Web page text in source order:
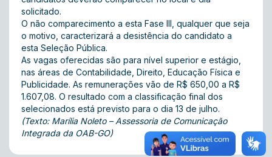
solicitado.
O não comparecimento a esta Fase III, qualquer que seja
o motivo, caracterizará a desistência do candidato a
esta Seleção Pública.
As vagas oferecidas são para nível superior e estágio,
nas áreas de Contabilidade, Direito, Educação Física e
Publicidade. As remunerações vão de R$ 650,00 a R$
1.607,08. O resultado com a classificação final dos
selecionados está previsto para o dia 13 de julho.
(Texto: Marília Noleto – Assessoria de Comunicação
Integrada da OAB-GO)